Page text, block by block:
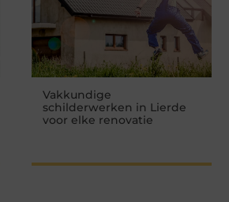
Vakkundige
schilderwerken in Lierde
voor elke renovatie